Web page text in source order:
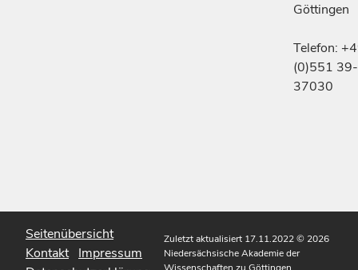
Göttingen
Telefon:
(0)551 39-
37030
Seitenübersicht
Kontakt Impressum
Zuletzt aktualisiert 17.11.2022© 2026
Niedersächsische Akademie der